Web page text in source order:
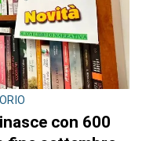
l’investitore: